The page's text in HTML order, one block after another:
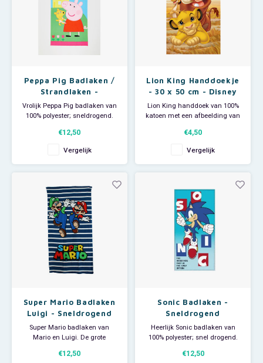
Peppa Pig Badlaken /
Strandlaken -
Sneldrogend
Vrolijk Peppa Pig badlaken van
100% polyester; sneldrogend.
is ideaal voor thuisgebruik, voor
bij de zwemles of als
strandlaken om te luieren in de
zon. Afmeting: 70 x 140 cm.
€12,50
Vergelijk
Lion King Handdoekje
- 30 x 50 cm - Disney
Lion King handdoek van 100%
katoen met een afbeelding van
Dit Disney handdoekje is ideaal
voor thuisgebruik als
gastendoekje en leuk op de
kinderkamer of badkamer.
probleem zi
€4,50
Vergelijk
Super Mario Badlaken
Luigi - Sneldrogend
Super Mario badlaken van
Mario en Luigi. De grote
thuisgebruik, voor bij de
€12,50
Sonic Badlaken -
Sneldrogend
Heerlijk Sonic badlaken van
100% polyester; snel drogend.
strandlaken staat een
€12,50